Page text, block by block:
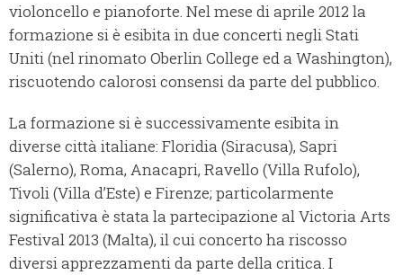
violoncello e pianoforte. Nel mese di aprile 2012 la
formazione si è esibita in due concerti negli Stati
Uniti (nel rinomato Oberlin College ed a Washington),
riscuotendo calorosi consensi da parte del pubblico.
La formazione si è successivamente esibita in
diverse città italiane: Floridia (Siracusa), Sapri
(Salerno), Roma, Anacapri, Ravello (Villa Rufolo),
Tivoli (Villa d’Este) e Firenze; particolarmente
significativa è stata la partecipazione al Victoria Arts
Festival 2013 (Malta), il cui concerto ha riscosso
diversi apprezzamenti da parte della critica. I